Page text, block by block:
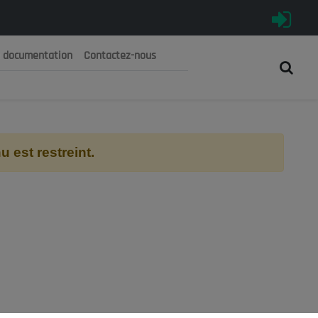
الجزائرية الديمقراطية الشعبية
documentation Contactez-nous
est restreint.